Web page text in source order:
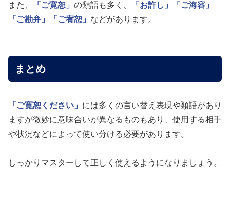
また、 「ご寛恕」 の類語も多く、 「お許し」
「ご海容」
「ご勘弁」
「ご宥恕」 などがあります。
まとめ
「ご寛恕ください」 には多くの言い替え表現や類語があり
ますが微妙に意味合いが異なるものもあり、使用する相手
や状況などによって使い分ける必要があります。
しっかりマスターして正しく使えるようになりましょう。